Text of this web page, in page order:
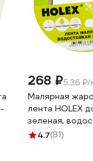
268 ₽5.36 ₽/
Малярная
лента HOLEX
зеленая,
мм, 50 м HAS-
4.7(81)